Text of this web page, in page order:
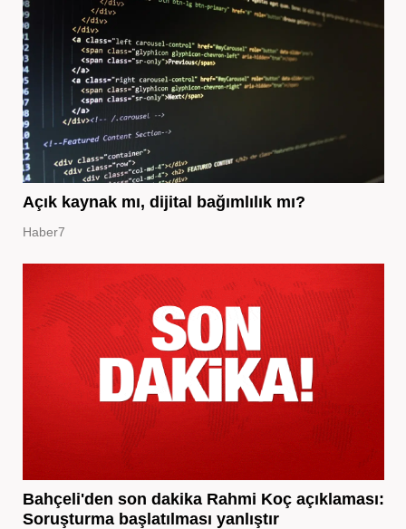
Açık kaynak mı, dijital bağımlılık mı?
Haber7
Bahçeli'den son dakika Rahmi Koç açıklaması:
Soruşturma başlatılması yanlıştır